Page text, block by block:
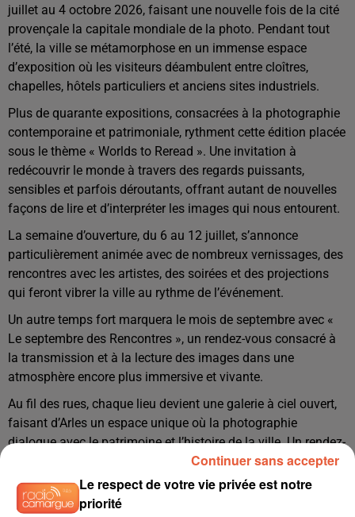
juillet au 4 octobre 2026, faisant une nouvelle fois de la cité
provençale la capitale mondiale de la photo. Pendant tout
l’été, la ville se métamorphose en un immense espace
d’exposition où les visiteurs déambulent entre cloîtres,
chapelles, hôtels particuliers et anciens sites industriels.
Plus de quarante expositions, consacrées à la photographie
contemporaine et patrimoniale, rythment cette édition placée
sous le thème « Worlds to Reread ». Une invitation à
redécouvrir le monde à travers des regards puissants,
sensibles et parfois déroutants, offrant autant de nouvelles
façons de lire et d’interpréter les images qui nous entourent.
La semaine d’ouverture, du 6 au 12 juillet, s’annonce
particulièrement animée avec de nombreux vernissages, des
rencontres avec les artistes, des soirées et des projections
qui feront vibrer la ville au rythme de l’événement.
Un autre temps fort marquera le mois de septembre avec «
Le septembre des Rencontres », un rendez-vous consacré à
la transmission et à la lecture des images dans une
atmosphère encore plus immersive et vivante.
Au fil des rues, chaque lieu devient une galerie à ciel ouvert,
faisant d’Arles un espace unique où la photographie
dialogue avec le patrimoine et l’histoire de la ville. Un rendez-
vous incontournable pour tous ceux qui aiment être surpris,
bousculés et inspirés par des images qui racontent le monde
autrement.
Le respect de votre vie privée est notre
priorité
Continuer sans accepter